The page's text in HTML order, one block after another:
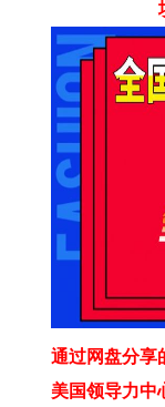
通过网盘分享
美国领导力中